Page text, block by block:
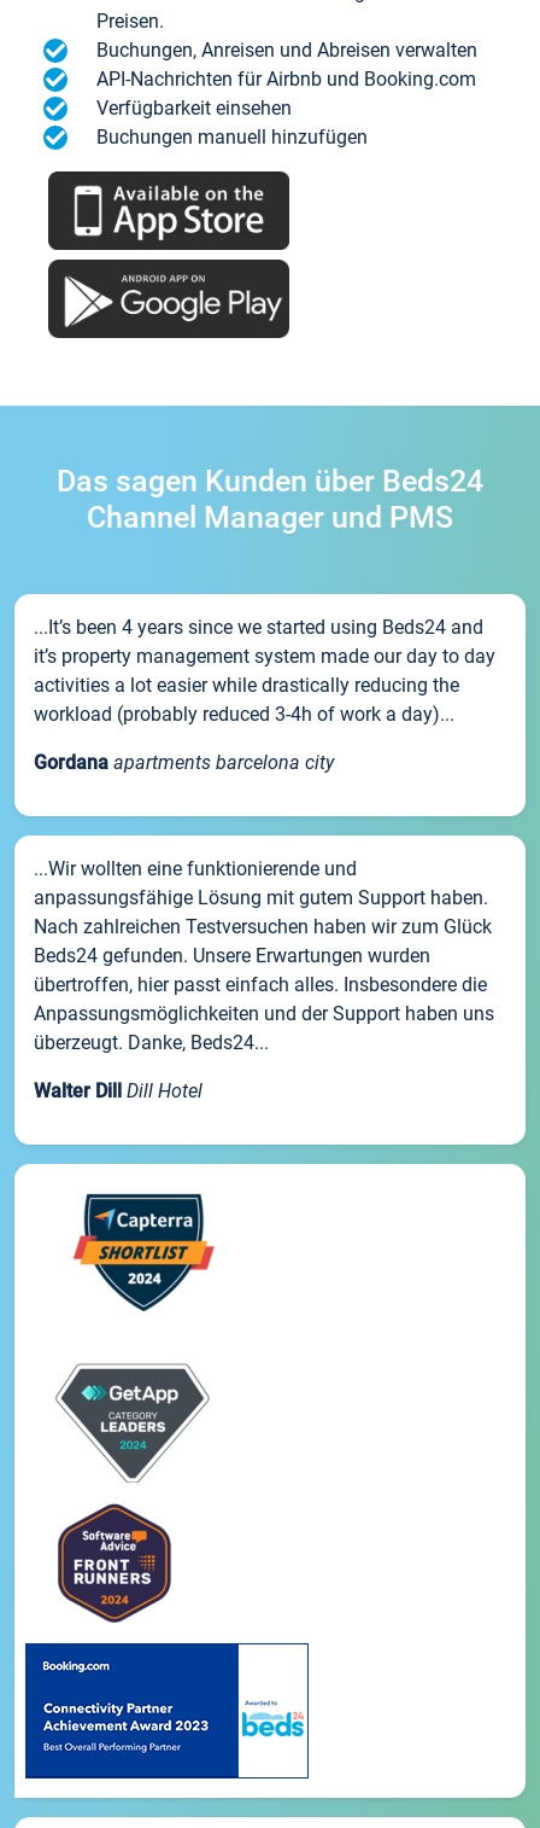
Preisen.
Buchungen, Anreisen und Abreisen verwalten
API-Nachrichten für Airbnb und Booking.com
Verfügbarkeit einsehen
Buchungen manuell hinzufügen
Das sagen Kunden über Beds24
Channel Manager und PMS
...It’s been 4 years since we started using Beds24 and
it’s property management system made our day to day
activities a lot easier while drastically reducing the
workload (probably reduced 3-4h of work a day)...
Gordana apartments barcelona city
...Wir wollten eine funktionierende und
anpassungsfähige Lösung mit gutem Support haben.
Nach zahlreichen Testversuchen haben wir zum Glück
Beds24 gefunden. Unsere Erwartungen wurden
übertroffen, hier passt einfach alles. Insbesondere die
Anpassungsmöglichkeiten und der Support haben uns
überzeugt. Danke, Beds24...
Walter Dill Dill Hotel